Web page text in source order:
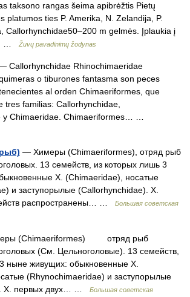
taksono rangas šeima apibrėžtis Pietų
platumos ties P. Amerika, N. Zelandija, P.
Callorhynchidae50–200 m gelmės. Įplaukia į
…
Žuvų pavadinimų žodynas
Callorhynchidae Rhinochimaeridae
o tiburones fantasma son peces
al orden Chimaeriformes, que
tres familias: Callorhynchidae,
y Chimaeridae. Chimaeriformes… …
— Химеры (Chimaeriformes), отряд рыб
13 семейств, из которых лишь 3
Х. (Chimaeridae), носатые
и заступорылые (Callorhynchidae). Х.
распространены… …
Большая советская
(Chimaeriformes) отряд рыб
(См. Цельноголовые). 13 семейств,
ныне живущих: обыкновенные Х.
(Rhynochimaeridae) и заступорылые
Х. первых двух… …
Большая советская